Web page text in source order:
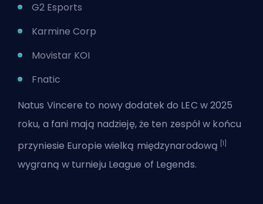
G2 Esports
Karmine Corp
Movistar KOI
Fnatic
Natus Vincere to nowy dodatek do LEC w 2025
roku, a fani mają nadzieję, że ten zespół w końcu
przyniesie Europie wielką międzynarodową [1]
wygraną w turnieju League of Legends.